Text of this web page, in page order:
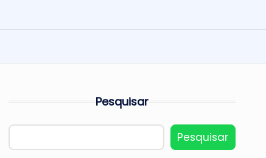
Pesquisar
Pesquisar